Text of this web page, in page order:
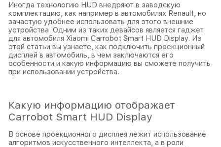
Иногда технологию HUD внедряют в заводскую
комплектацию, как например в автомобилях Renault, но
зачастую удобнее использовать для этого внешние
устройства. Одним из таких девайсов является гаджет
для автомобиля Xiaomi Carrobot Smart HUD Display. Из
этой статьи вы узнаете, как подключить проекционный
дисплей в автомобиль, в чем заключаются его
особенности и какую информацию вы сможете получить
при использовании устройства.
Какую информацию отображает
Carrobot Smart HUD Display
В основе проекционного дисплея лежит использование
алгоритмов искусственного интеллекта, а в роли